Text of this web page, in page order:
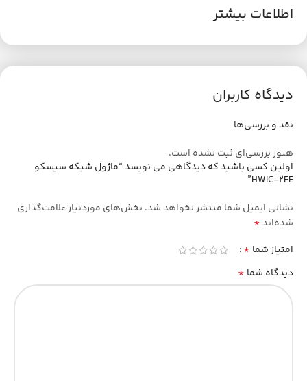
اطلاعات بیشتر
دیدگاه کاربران
نقد و بررسی‌ها
هنوز بررسی‌ای ثبت نشده است.
اولین کسی باشید که دیدگاهی می نویسد “ماژول شبکه سیسکو
HWIC-2FE”
نشانی ایمیل شما منتشر نخواهد شد. بخش‌های موردنیاز علامت‌گذاری
شده‌اند*
امتیاز شما *
دیدگاه شما *